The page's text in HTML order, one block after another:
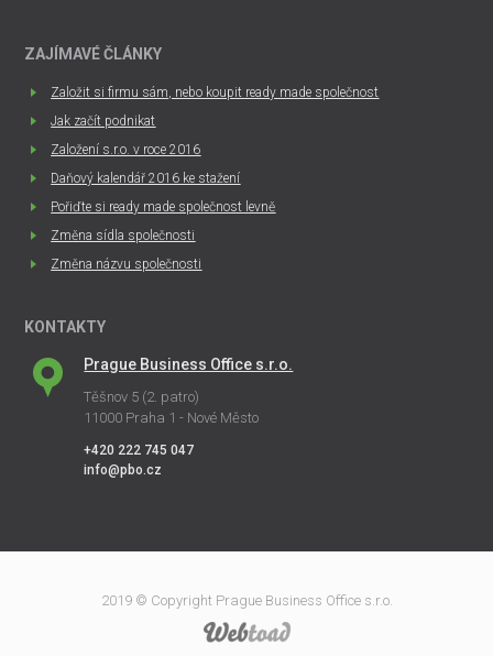
ZAJÍMAVÉ ČLÁNKY
Založit si firmu sám, nebo koupit ready made společnost
Jak začít podnikat
Založení s.r.o. v roce 2016
Daňový kalendář 2016 ke stažení
Pořiďte si ready made společnost levně
Změna sídla společnosti
Změna názvu společnosti
KONTAKTY
Prague Business Office s.r.o.
Těšnov 5 (2. patro)
11000 Praha 1 - Nové Město
+420 222 745 047
info@pbo.cz
2019 © Copyright Prague Business Office s.r.o.